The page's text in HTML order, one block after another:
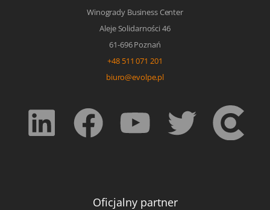
Winogrady Business Center
Aleje Solidarności 46
61-696 Poznań
+48 511 071 201
biuro@evolpe.pl
Oficjalny partner